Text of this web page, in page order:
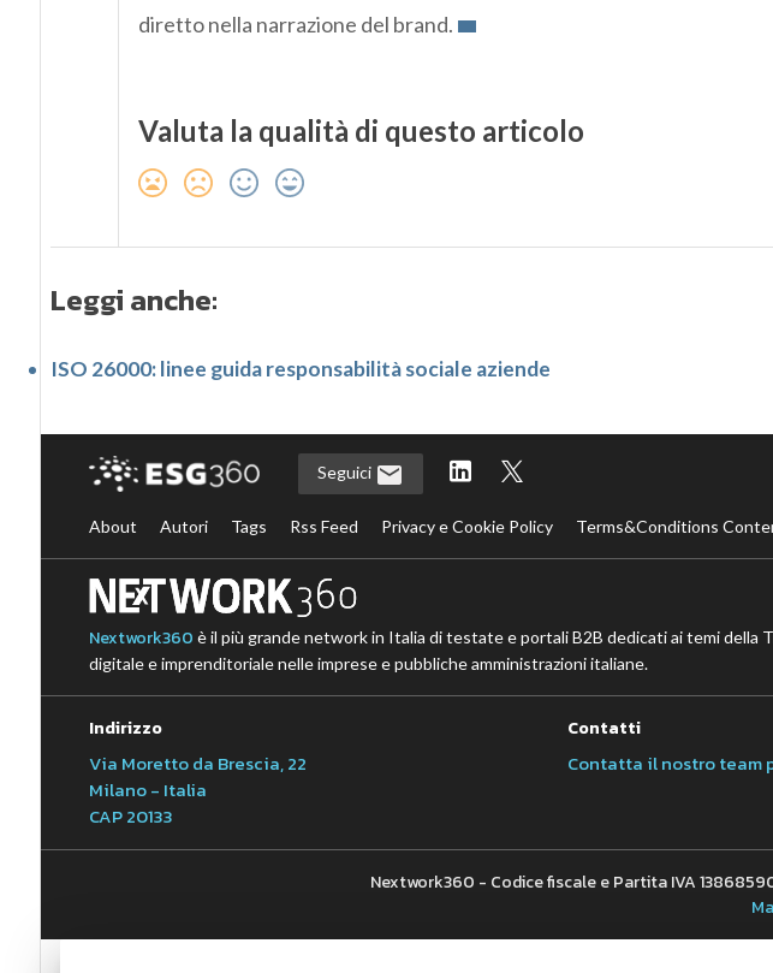
diretto nella narrazione del brand.
Valuta la qualità di questo articolo
Leggi anche:
ISO 26000: linee guida responsabilità sociale aziende
Seguici
About Autori Tags Rss Feed Privacy e Cookie Policy Terms&Conditions
Nextwork360 è il più grande network in Italia di testate e portali B2B dedicati ai temi della
digitale e imprenditoriale nelle imprese e pubbliche amministrazioni italiane.
Indirizzo
Via Moretto da Brescia, 22
Milano - Italia
CAP 20133
Contatti
Contatta il nostro team
Nextwork360 - Codice fiscale e Partita IVA